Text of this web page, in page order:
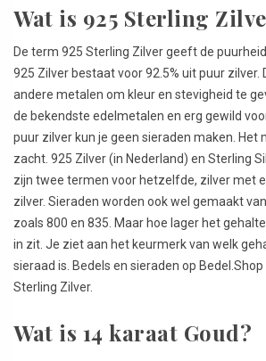
Wat is 925 Sterling
De term 925 Sterling Zilver geeft de
925 Zilver bestaat voor 92.5% uit puur zilver.
andere metalen om kleur en stevigheid te
de bekendste edelmetalen en erg gewild
puur zilver kun je geen sieraden maken. Het
zacht. 925 Zilver (in Nederland) en Sterling
zijn twee termen voor hetzelfde, zilver met
zilver. Sieraden worden ook wel gemaakt
zoals 800 en 835. Maar hoe lager het
in zit. Je ziet aan het keurmerk van welk
sieraad is. Bedels en sieraden op
Sterling Zilver.
Wat is 14 karaat Goud?